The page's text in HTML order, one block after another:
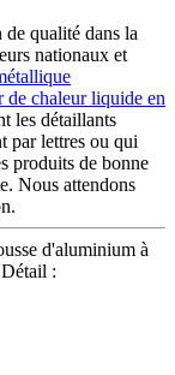
qualité dans la
nationaux et
de chaleur liquide en
les détaillants
par lettres ou qui
produits de bonne
Nous attendons
d'aluminium à
: